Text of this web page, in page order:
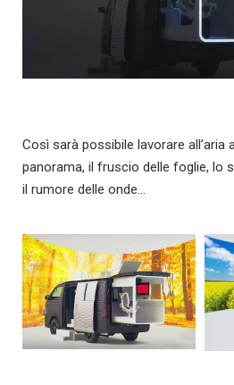
Così sarà possibile lavorare all’aria
panorama, il fruscio delle foglie, lo
il rumore delle onde…